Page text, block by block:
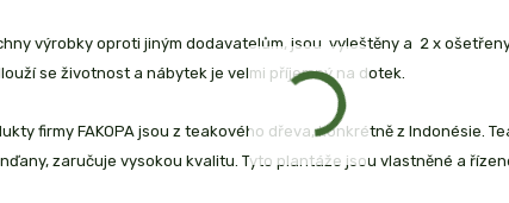
výrobky oproti jiným dodavatelům, jsou vyleštěny a 2 x
se životnost a nábytek je velmi příjemný na dotek.
firmy FAKOPA jsou z teakového dřeva, konkrétně z Indonésie.
zaručuje vysokou kvalitu. Tyto plantáže jsou vlastněné a